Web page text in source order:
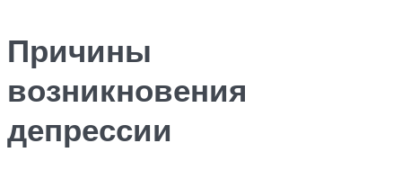
Причины
возникновения
депрессии